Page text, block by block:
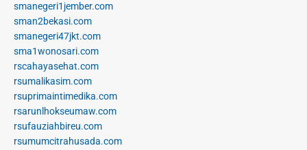
smanegeri1jember.com
sman2bekasi.com
smanegeri47jkt.com
sma1wonosari.com
rscahayasehat.com
rsumalikasim.com
rsuprimaintimedika.com
rsarunlhokseumaw.com
rsufauziahbireu.com
rsumumcitrahusada.com